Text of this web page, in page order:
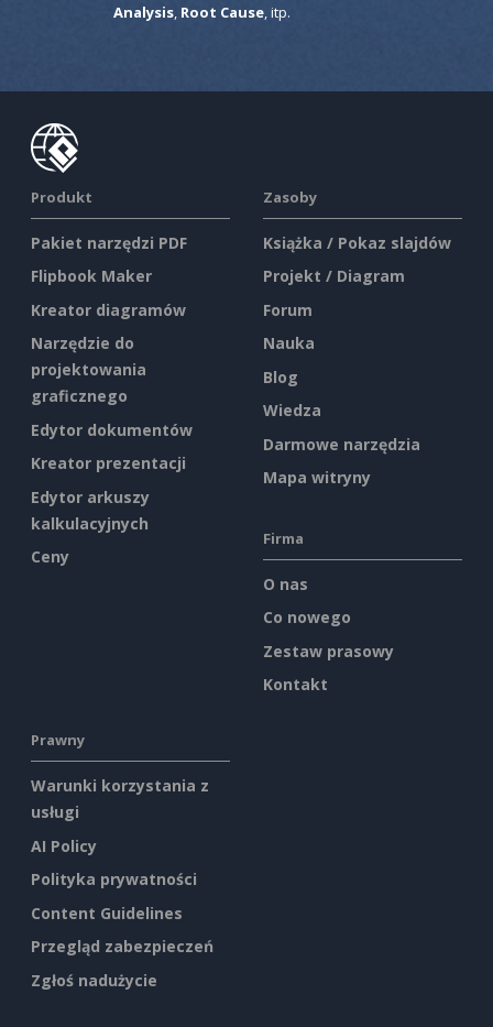
Analysis, Root Cause, itp.
Produkt
Pakiet narzędzi PDF
Flipbook Maker
Kreator diagramów
Narzędzie do
projektowania
graficznego
Edytor dokumentów
Kreator prezentacji
Edytor arkuszy
kalkulacyjnych
Ceny
Zasoby
Książka / Pokaz slajdów
Projekt / Diagram
Forum
Nauka
Blog
Wiedza
Darmowe narzędzia
Mapa witryny
Firma
O nas
Co nowego
Zestaw prasowy
Kontakt
Prawny
Warunki korzystania z
usługi
AI Policy
Polityka prywatności
Content Guidelines
Przegląd zabezpieczeń
Zgłoś nadużycie